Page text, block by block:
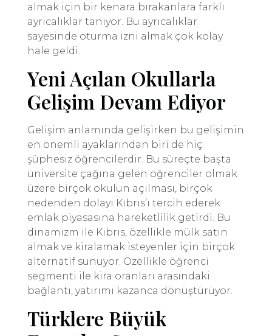
almak için bir kenara bırakanlara farklı
ayrıcalıklar tanıyor. Bu ayrıcalıklar
sayesinde oturma izni almak çok kolay
hale geldi.
Yeni Açılan Okullarla
Gelişim Devam Ediyor
Gelişim anlamında gelişirken bu gelişimin
en önemli ayaklarından biri de hiç
şüphesiz öğrencilerdir. Bu süreçte başta
üniversite çağına gelen öğrenciler olmak
üzere birçok okulun açılması, birçok
nedenden dolayı Kıbrıs’ı tercih ederek
emlak piyasasına hareketlilik getirdi. Bu
dinamizm ile Kıbrıs, özellikle mülk satın
almak ve kiralamak isteyenler için birçok
alternatif sunuyor. Özellikle öğrenci
segmenti ile kira oranları arasındaki
bağlantı, yatırımı kazanca dönüştürüyor.
Türklere Büyük